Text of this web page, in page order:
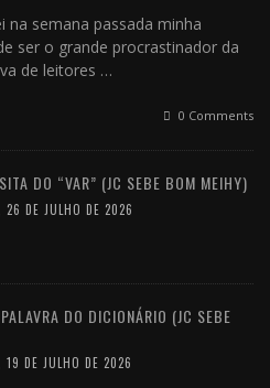
na semana passada minha
ser o grande procrastinador da
de leitores …
0 Comments
DO “VAR” (JC SEBE BOM MEIHY)
26 DE JULHO DE 2026
DO DICIONÁRIO (JC SEBE
19 DE JULHO DE 2026